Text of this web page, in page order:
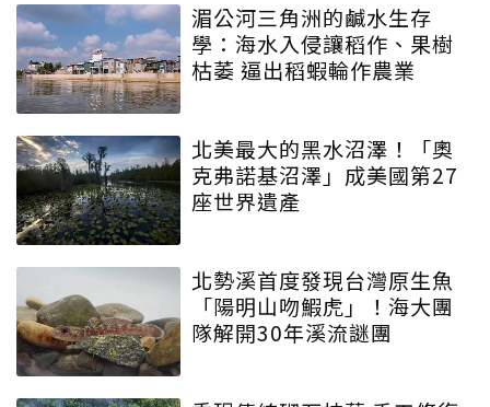
湄公河三角洲的鹹水生存
學：海水入侵讓稻作、果樹
枯萎 逼出稻蝦輪作農業
北美最大的黑水沼澤！「奧
克弗諾基沼澤」成美國第27
座世界遺產
北勢溪首度發現台灣原生魚
「陽明山吻鰕虎」！海大團
隊解開30年溪流謎團